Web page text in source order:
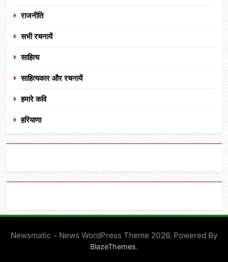
राजनीति
सभी रचनायें
साहित्य
साहित्यकार और रचनायें
हमारे कवि
हरियाणा
Newsmatic - News WordPress Theme 2026. Powered By
BlazeThemes.